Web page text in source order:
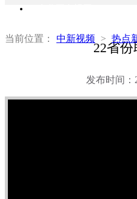
当前位置： 中新视频 > 热点
22省
发布时间：